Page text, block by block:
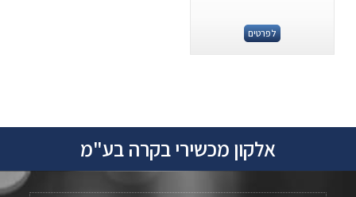
לפרטים
אלקון מכשירי בקרה בע"מ